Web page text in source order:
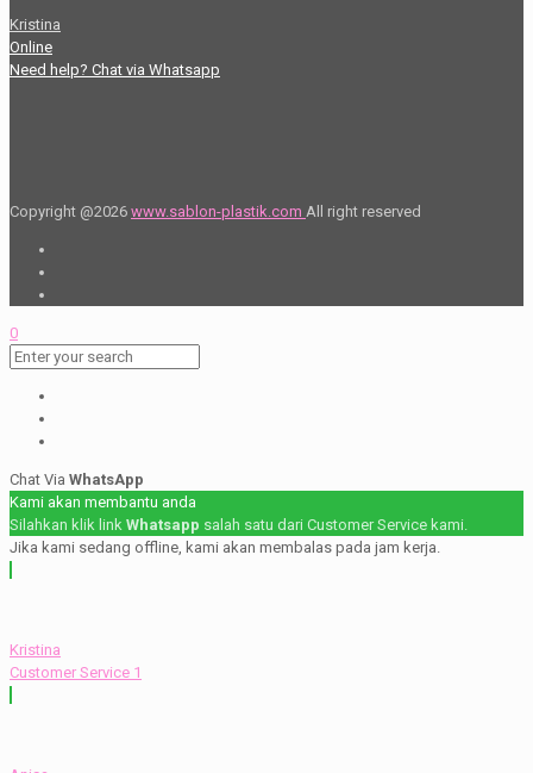
Kristina
Online
Need help? Chat via Whatsapp
Copyright @2026 www.sablon-plastik.com All right reserved
0
Chat Via WhatsApp
Kami akan membantu anda
Silahkan klik link Whatsapp salah satu dari Customer Service kami.
Jika kami sedang offline, kami akan membalas pada jam kerja.
Kristina
Customer Service 1